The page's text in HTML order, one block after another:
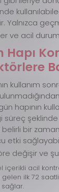
Yalnızca
ve acil
Hapı
kullanım
hapının
bir
etki
değişir ve
içerikli acil
ilk 72
sağlar.